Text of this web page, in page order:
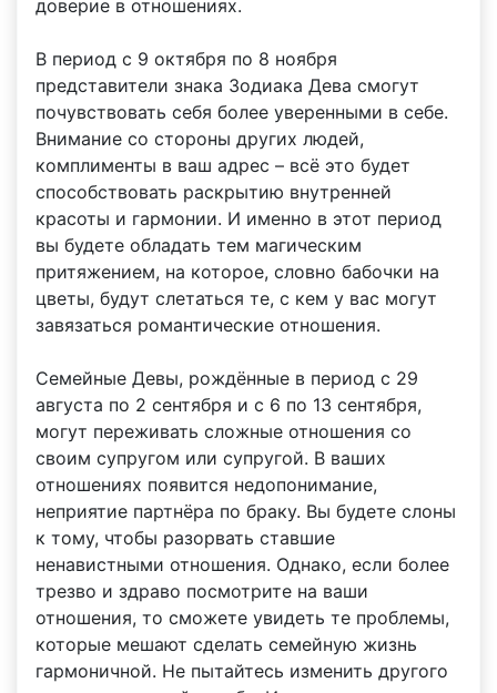
доверие в отношениях.
В период с 9 октября по 8 ноября
представители знака Зодиака Дева смогут
почувствовать себя более уверенными в себе.
Внимание со стороны других людей,
комплименты в ваш адрес – всё это будет
способствовать раскрытию внутренней
красоты и гармонии. И именно в этот период
вы будете обладать тем магическим
притяжением, на которое, словно бабочки на
цветы, будут слетаться те, с кем у вас могут
завязаться романтические отношения.
Семейные Девы, рождённые в период с 29
августа по 2 сентября и с 6 по 13 сентября,
могут переживать сложные отношения со
своим супругом или супругой. В ваших
отношениях появится недопонимание,
неприятие партнёра по браку. Вы будете слоны
к тому, чтобы разорвать ставшие
ненавистными отношения. Однако, если более
трезво и здраво посмотрите на ваши
отношения, то сможете увидеть те проблемы,
которые мешают сделать семейную жизнь
гармоничной. Не пытайтесь изменить другого